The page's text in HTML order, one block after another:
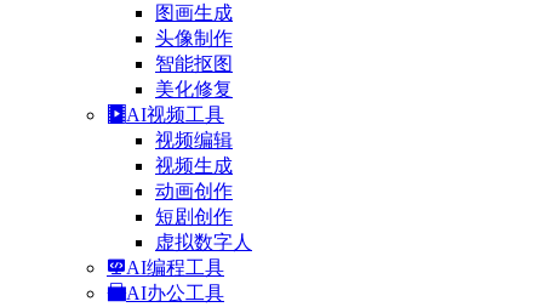
图画生成
头像制作
智能抠图
美化修复
AI视频工具
视频编辑
视频生成
动画创作
短剧创作
虚拟数字人
AI编程工具
AI办公工具